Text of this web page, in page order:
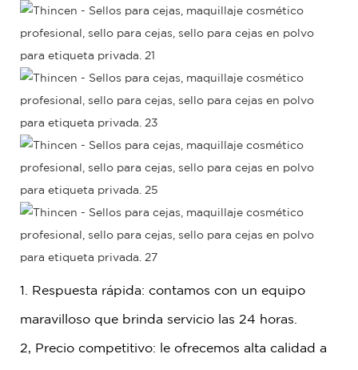
1. Respuesta rápida: contamos con un equipo
maravilloso que brinda servicio las 24 horas.
2, Precio competitivo: le ofrecemos alta calidad a